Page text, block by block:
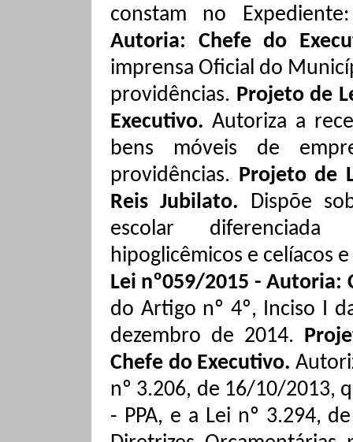
constam no
Autoria: Chefe do
imprensa Oficial do
providências. Projeto de
Executivo. Autoriza a
bens móveis de
providências. Projeto de
ReisJubilato. Dispõe
escolar diferenciada
hipoglicêmicos e celíacos
Lei nº059/2015 - Autoria:
do Artigo nº 4º, Inciso I
dezembro de 2014.
Chefe do Executivo.
nº 3.206, de 16/10/2013,
- PPA, e a Lei nº 3.294,